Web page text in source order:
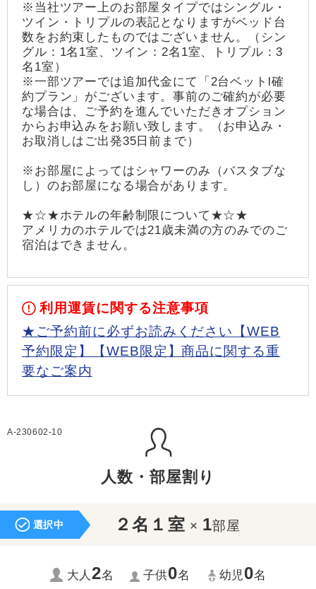
※当社ツアー上のお部屋タイプではシングル・
ツイン・トリプルの表記となりますがベッド台
数をお約束したものではございません。（シン
グル：1名1室、ツイン：2名1室、トリプル：3
名1室）
※一部ツアーでは追加代金にて「2台ベットl確
約プラン」がございます。事前のご確約が必要
な場合は、ご予約を進んでいただきオプション
からお申込みをお願い致します。（お申込み・
お取消しはご出発35日前まで）
※お部屋によってはシャワーのみ（バスタブな
し）のお部屋になる場合があります。
★☆★ホテルの年齢制限について★☆★
アメリカのホテルでは21歳未満の方のみでのご
宿泊はできません。
利用運賃に関する注意事項
★ご予約前に必ずお読みください【WEB
予約限定】【WEB限定】商品に関する重
要なご案内
A-230602-10
人数・部屋割り
選択中 ２名１室 × 1部屋
大人2名 子供0名 幼児0名